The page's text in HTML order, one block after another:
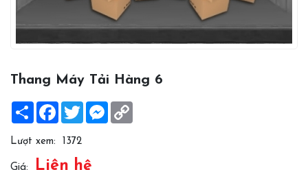
Thang Máy Tải Hàng 6
Share Facebook
TwitterMessenger
Lượt xem: 1372
Giá: Liên hệ